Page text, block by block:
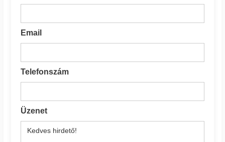
Email
Telefonszám
Üzenet